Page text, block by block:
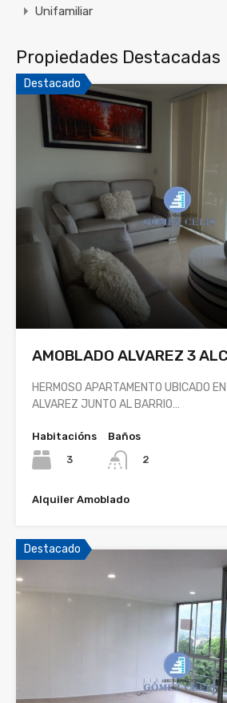
Unifamiliar
Propiedades Destacadas
Destacado
AMOBLADO ALVAREZ 3
HERMOSO APARTAMENTO UBICADO
ALVAREZ JUNTO AL BARRIO…
Habitacións
3
Baños
2
Alquiler Amoblado
Destacado